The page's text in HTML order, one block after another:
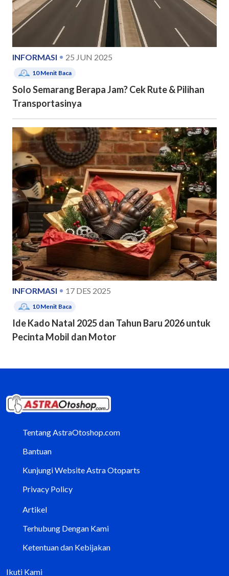
INFORMASI 25 JUN 2025
10Menit Baca
Solo Semarang Berapa Jam? Cek Rute & Pilihan
Transportasinya
INFORMASI 17 DES 2025
10Menit Baca
Ide Kado Natal 2025 dan Tahun Baru 2026 untuk
Pecinta Mobil dan Motor
Tentang AstraOtoshop.com
Bantuan
Kunjungi Website Astra Otoparts
Privacy Policy
Artikel
Terhubung Dengan Kami
Ketentuan dan Kebijakan
Ikuti Kami